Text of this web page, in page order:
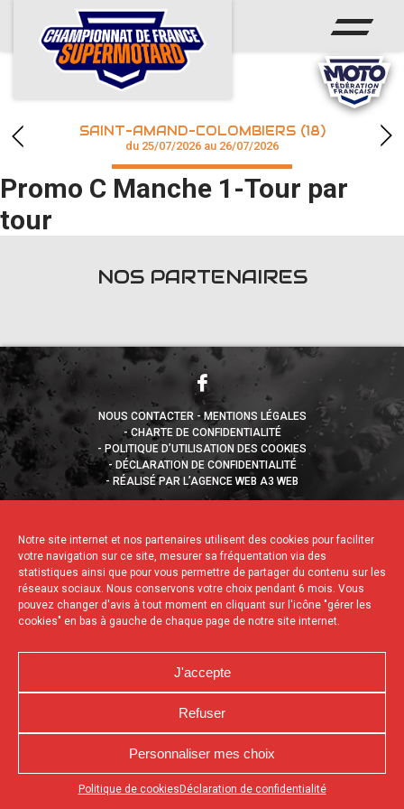
Notre site internet et nos partenaires utilisent des cookies pour faciliter
votre navigation sur ce site, mesurer sa fréquentation via des
statistiques ainsi que pour vous permettre de partager du contenu sur les
réseaux sociaux. Nous conservons votre choix pendant 6 mois. Vous
pouvez changer d'avis à tout moment en cliquant sur l'icône "gérer les
cookies" en bas à gauche de chaque page de notre site internet.
J'accepte
Refuser
Personnaliser mes choix
Politique de cookies Déclaration de confidentialité
Appuyez sur le bouton partager en bas de votre
ACCUEIL
ACTUS
CALENDRIER
CHAMPIONNAT
RÉSULTATS
PHOTOS / WEB TV
SAINT-AMAND-COLOMBIERS (18)
du 25/07/2026 au 26/07/2026
Promo C Manche 1-Tour par
tour
NOS PARTENAIRES
NOUS CONTACTER
MENTIONS LÉGALES
CHARTE DE CONFIDENTIALITÉ
POLITIQUE D’UTILISATION DES COOKIES
DÉCLARATION DE CONFIDENTIALITÉ
RÉALISÉ PAR L’AGENCE WEB A3 WEB